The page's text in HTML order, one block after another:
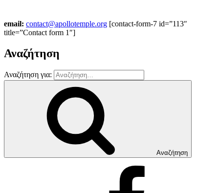
email: contact@apollotemple.org [contact-form-7 id=”113″
title=”Contact form 1″]
Αναζήτηση
Αναζήτηση για:
Αναζήτηση